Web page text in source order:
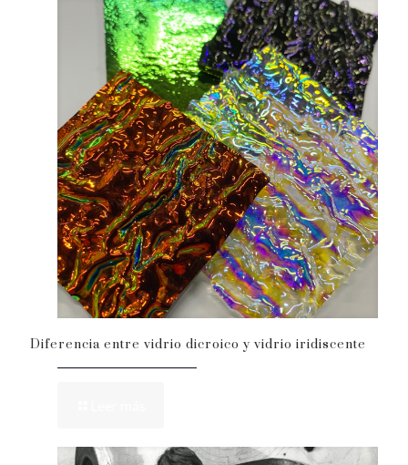
Diferencia entre vidrio dicroico y vidrio iridiscente